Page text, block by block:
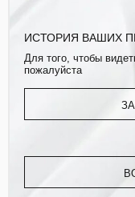
ИСТОРИЯ ВАШИХ
Для того, чтобы
пожалуйста